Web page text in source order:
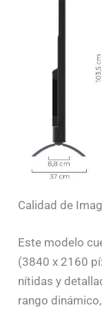
Calidad de
Este modelo
(3840 x 2160
nítidas y
rango